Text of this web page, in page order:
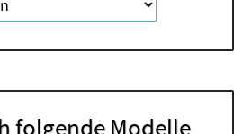
folgende Modelle